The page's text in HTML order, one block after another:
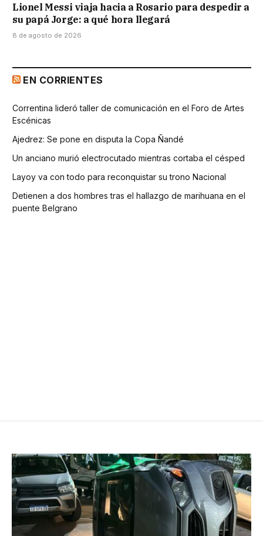
Lionel Messi viaja hacia a Rosario para despedir a
su papá Jorge: a qué hora llegará
8 de agosto de 2026
EN CORRIENTES
Correntina lideró taller de comunicación en el Foro de Artes
Escénicas
Ajedrez: Se pone en disputa la Copa Ñandé
Un anciano murió electrocutado mientras cortaba el césped
Layoy va con todo para reconquistar su trono Nacional
Detienen a dos hombres tras el hallazgo de marihuana en el
puente Belgrano